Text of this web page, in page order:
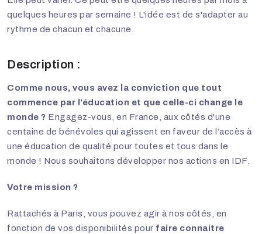
quelques heures par semaine ! L'idée est de s'adapter au
rythme de chacun et chacune.
Description :
Comme nous, vous avez la conviction que tout
commence par l’éducation et que celle-ci change le
monde ? Engagez-vous, en France, aux côtés d'une
centaine de bénévoles qui agissent en faveur de l’accès à
une éducation de qualité pour toutes et tous dans le
monde ! Nous souhaitons développer nos actions en IDF.
Votre mission ?
Rattachés à Paris, vous pouvez agir à nos côtés, en
fonction de vos disponibilités pour faire connaitre